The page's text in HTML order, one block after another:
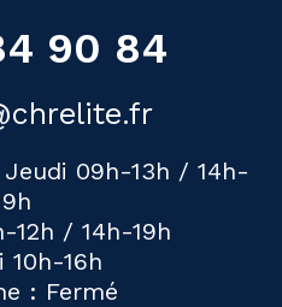
90 84
09h-13h / 14h-
12h / 14h-19h
10h-16h
: Fermé